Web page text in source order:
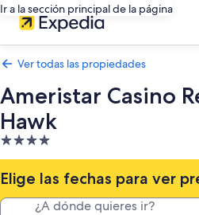
Ir a la sección principal de la página
Ver todas las propiedades
Ameristar Casino
Hawk
Propiedad
de
4.0
estrellas
Elige las fechas para ver
¿A dónde quieres ir?